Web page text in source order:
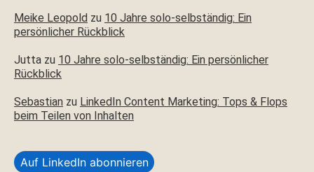
Meike Leopold zu 10 Jahre solo-selbständig: Ein
persönlicher Rückblick
Jutta zu 10 Jahre solo-selbständig: Ein persönlicher
Rückblick
Sebastian zu LinkedIn Content Marketing: Tops & Flops
beim Teilen von Inhalten
Auf LinkedIn abonnieren